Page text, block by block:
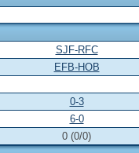
SJF-RFC
EFB-HOB
0-3
6-0
0 (0/0)